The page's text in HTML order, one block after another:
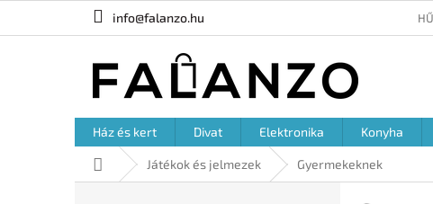
info@falanzo.hu
Ház és kert Divat Elektronika Konyha
KezdőlapJátékok és jelmezek Gyermekeknek